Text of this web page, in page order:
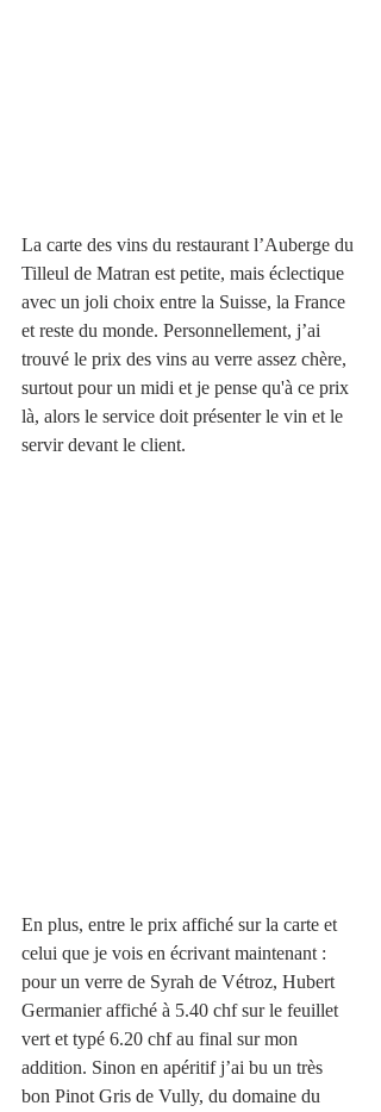
La carte des vins du restaurant l’Auberge du
Tilleul de Matran est petite, mais éclectique
avec un joli choix entre la Suisse, la France
et reste du monde. Personnellement, j’ai
trouvé le prix des vins au verre assez chère,
surtout pour un midi et je pense qu'à ce prix
là, alors le service doit présenter le vin et le
servir devant le client.
En plus, entre le prix affiché sur la carte et
celui que je vois en écrivant maintenant :
pour un verre de Syrah de Vétroz, Hubert
Germanier affiché à 5.40 chf sur le feuillet
vert et typé 6.20 chf au final sur mon
addition. Sinon en apéritif j’ai bu un très
bon Pinot Gris de Vully, du domaine du